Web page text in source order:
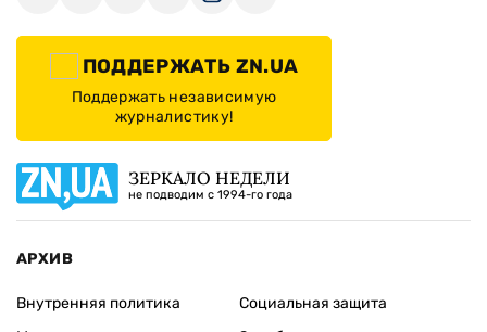
ПОДДЕРЖАТЬ ZN.UA
Поддержать независимую
журналистику!
ЗЕРКАЛО НЕДЕЛИ
не подводим с 1994-го года
АРХИВ
Внутренняя политика
Социальная защита